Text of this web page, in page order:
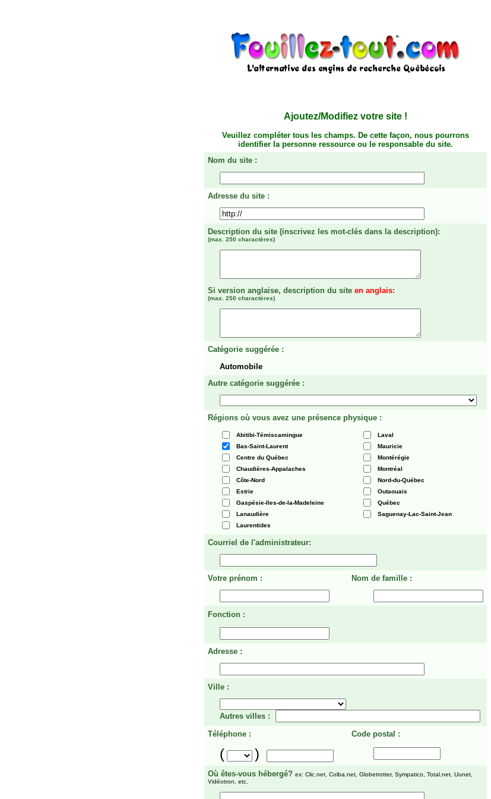
Ajoutez/Modifiez votre site !
Veuillez compléter tous les champs. De cette façon, nous pourrons
identifier la personne ressource ou le responsable du site.
Nom du site :
Adresse du site :
Description du site (inscrivez les mot-clés dans la description):
(max. 250 charactères)
Si version anglaise, description du site en anglais:
(max. 250 charactères)
Catégorie suggérée :
Automobile
Autre catégorie suggérée :
Régions où vous avez une présence physique :
Abitibi-Témiscamingue
Laval
Bas-Saint-Laurent
Mauricie
Centre du Québec
Montérégie
Chaudières-Appalaches
Montréal
Côte-Nord
Nord-du-Québec
Estrie
Outaouais
Gaspésie-Iles-de-la-Madeleine
Québec
Lanaudière
Saguenay-Lac-Saint-Jean
Laurentides
Courriel de l'administrateur:
Votre prénom : Nom de famille :
Fonction :
Adresse :
Ville :
Autres villes :
Téléphone :
Code postal :
( )
Où êtes-vous hébergé? ex: Clic.net, Colba.net, Globetrotter, Sympatico, Total.net, Uunet,
Vidéotron, etc.